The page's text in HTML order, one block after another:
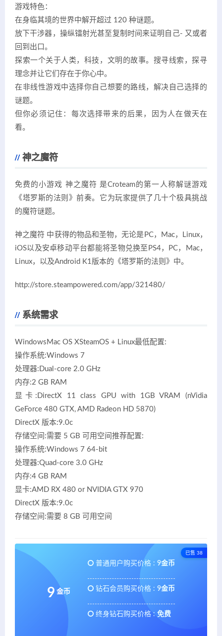
游戏特色：
在身临其境的世界中解开超过 120 种谜题。
放下干涉器，操纵镭射光甚至复制时间来证明自己- 又或者
回到出口。
探索一个关于人类，科技，文明的故事。搜寻线索，探寻
理念并让它们存在于你心中。
在非线性游戏中选择你自己想要的路线，解决自己选择的
谜题。
但你必须记住：每次选择带来的后果，因为人在做天在
看。
神之魔符
免费的小游戏 神之魔符 是Croteam的第一人称解谜游戏
《塔罗斯的法则》前奏。它为玩家提供了几十个极具挑战
的魔符谜题。
神之魔符 中获得的物品和圣物，无论是PC，Mac，Linux，
iOS以及安卓移动平台都能将圣物兑换至PS4，PC，Mac，
Linux，以及Android K1版本的《塔罗斯的法则》中。
http://store.steampowered.com/app/321480/
系统需求
WindowsMac OS XSteamOS + Linux最低配置:
操作系统:Windows 7
处理器:Dual-core 2.0 GHz
内存:2 GB RAM
显卡:DirectX 11 class GPU with 1GB VRAM (nVidia
GeForce 480 GTX, AMD Radeon HD 5870)
DirectX 版本:9.0c
存储空间:需要 5 GB 可用空间推荐配置:
操作系统:Windows 7 64-bit
处理器:Quad-core 3.0 GHz
内存:4 GB RAM
显卡:AMD RX 480 or NVIDIA GTX 970
DirectX 版本:9.0c
存储空间:需要 8 GB 可用空间
已售 38
9 金币
普通用户购买价格 : 9金币
钻石会员购买价格 : 9金币
终身钻石购买价格 : 免费